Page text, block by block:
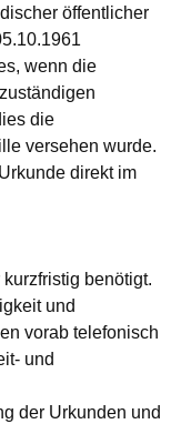
öffentlicher
wenn die
die
versehen wurde.
direkt im
benötigt.
und
vorab telefonisch
und
der Urkunden und